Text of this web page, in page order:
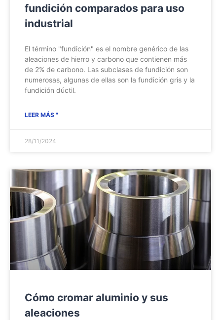
fundición comparados para uso
industrial
El término "fundición" es el nombre genérico de las
aleaciones de hierro y carbono que contienen más
de 2% de carbono. Las subclases de fundición son
numerosas, algunas de ellas son la fundición gris y la
fundición dúctil.
LEER MÁS "
28/11/2024
Cómo cromar aluminio y sus
aleaciones